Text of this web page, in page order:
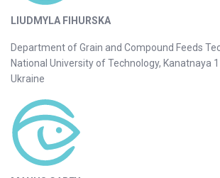
LIUDMYLA FIHURSKA
Department of Grain and Compound Feeds
National University of Technology, Kanatnaya
Ukraine